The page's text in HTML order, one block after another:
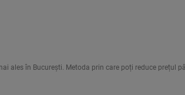
ales în București. Metoda prin care poți reduce prețul